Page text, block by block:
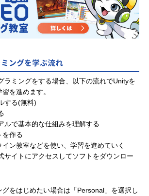
ングを学ぶ流れ
ラミングをする場合、以下の流れでUnityを
を進めます。
する(無料)
ルで基本的な仕組みを理解する
を作る
ン教室などを使い、学習を進めていく
サイトにアクセスしてソフトをダウンロー
をはじめたい場合は「Personal」を選択し